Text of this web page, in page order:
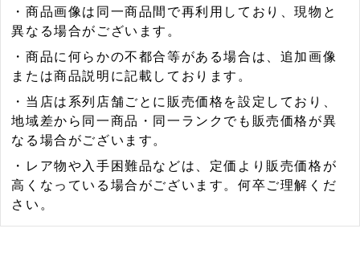
・商品画像は同一商品間で再利用しており、現物と
異なる場合がございます。
・商品に何らかの不都合等がある場合は、追加画像
または商品説明に記載しております。
・当店は系列店舗ごとに販売価格を設定しており、
地域差から同一商品・同一ランクでも販売価格が異
なる場合がございます。
・レア物や入手困難品などは、定価より販売価格が
高くなっている場合がございます。何卒ご理解くだ
さい。